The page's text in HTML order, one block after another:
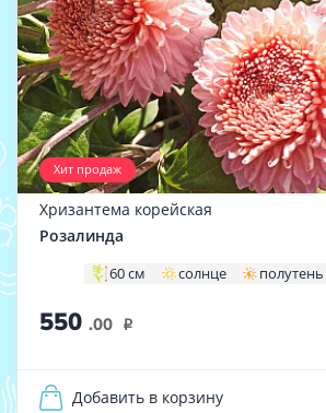
Хит продаж
Хризантема корейская
Розалинда
60 см солнце полутень
550 .00 i
Добавить в корзину